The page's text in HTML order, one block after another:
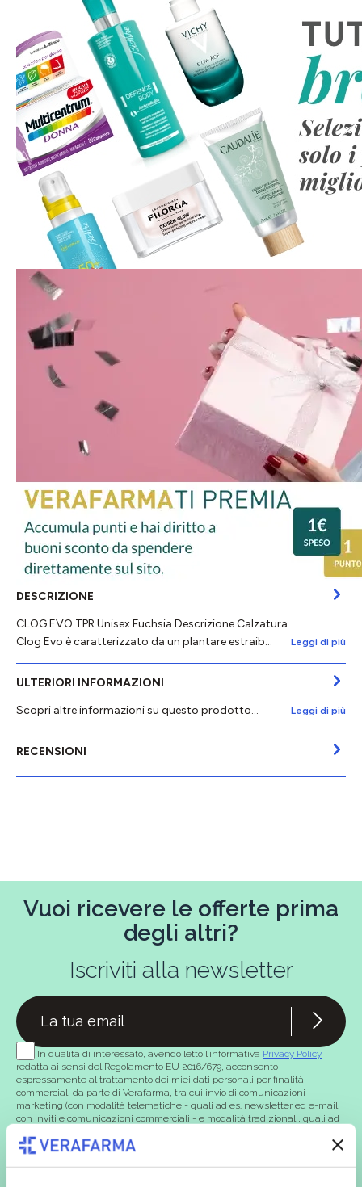
DESCRIZIONE
CLOG EVO TPR Unisex Fuchsia Descrizione Calzatura.
Clog Evo è caratterizzato da un plantare estraib…
Leggi di più
ULTERIORI INFORMAZIONI
Scopri altre informazioni su questo prodotto...
Leggi di più
RECENSIONI
Vuoi ricevere le offerte prima
degli altri?
Iscriviti alla newsletter
In qualità di interessato, avendo letto l’informativa Privacy Policy
redatta ai sensi del Regolamento EU 2016/679, acconsento
espressamente al trattamento dei miei dati personali per finalità
commerciali da parte di Verafarma, tra cui invio di comunicazioni
marketing (con modalità telematiche - quali ad es. newsletter ed e-mail
con inviti e comunicazioni commerciali - e modalità tradizionali, quali ad